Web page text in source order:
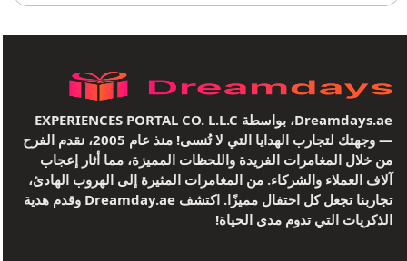
Dreamdays.ae، بواسطة EXPERIENCES PORTAL CO. L.L.C
— وجهتك لتجارب الهدايا التي لا تُنسى! منذ عام 2005، نقدم الفرح
من خلال المغامرات الفريدة واللحظات المميزة، مما أثار إعجاب
آلاف العملاء والشركاء. من المغامرات المثيرة إلى الهروب الهادئ،
تجاربنا تجعل كل احتفال مميزًا. اكتشف Dreamday.ae وقدم هدية
الذكريات التي تدوم مدى الحياة!